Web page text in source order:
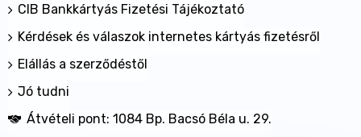
CIB Bankkártyás Fizetési Tájékoztató
Kérdések és válaszok internetes kártyás fizetésről
Elállás a szerződéstől
Jó tudni
Átvételi pont: 1084 Bp. Bacsó Béla u. 29.